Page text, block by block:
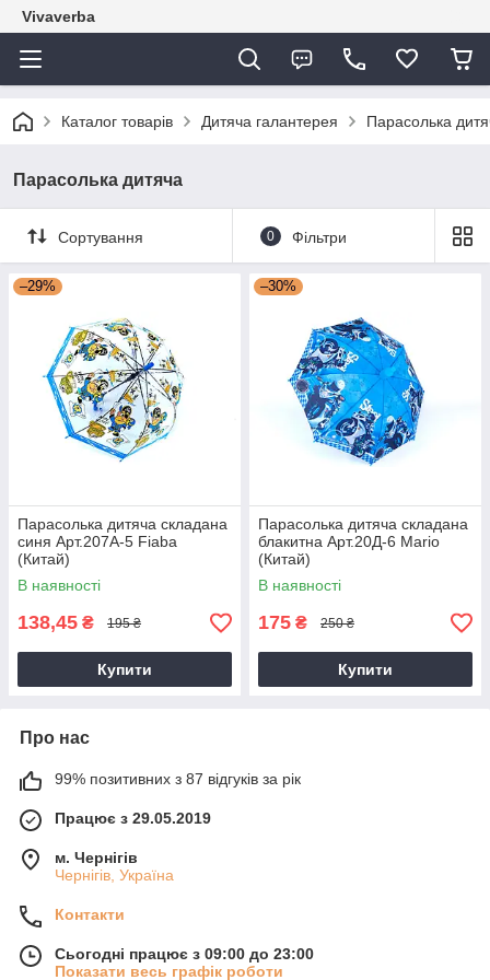
Vivaverba
Каталог товарів Дитяча галантерея Парасолька
Парасолька дитяча
Сортування 0 Фільтри
–29%
Парасолька дитяча складана
синя Арт.207А-5 Fiaba
(Китай)
В наявності
138,45 ₴ 195 ₴
Купити
–30%
Парасолька дитяча складана
блакитна Арт.20Д-6 Mario
(Китай)
В наявності
175 ₴ 250 ₴
Купити
Про нас
99% позитивних з 87 відгуків за рік
Працює з 29.05.2019
м. Чернігів
Чернігів, Україна
Контакти
Сьогодні працює з 09:00 до 23:00
Показати весь графік роботи